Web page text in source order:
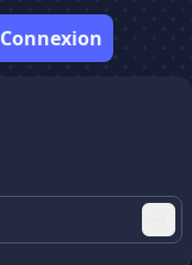
Connexion